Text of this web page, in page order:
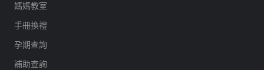
媽媽教室
手冊換禮
孕期查詢
補助查詢